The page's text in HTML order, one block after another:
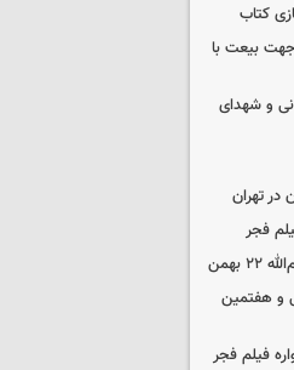
کتاب
جهت بیعت با
و شهدای
تهران
فجر
و هفتمین
فیلم فجر